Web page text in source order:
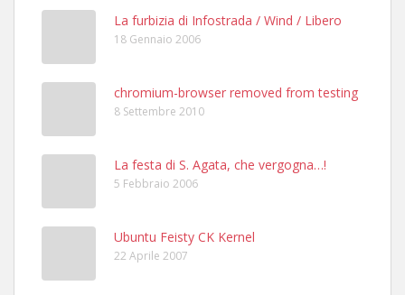
La furbizia di Infostrada / Wind / Libero
18 Gennaio 2006
chromium-browser removed from testing
8 Settembre 2010
La festa di S. Agata, che vergogna…!
5 Febbraio 2006
Ubuntu Feisty CK Kernel
22 Aprile 2007